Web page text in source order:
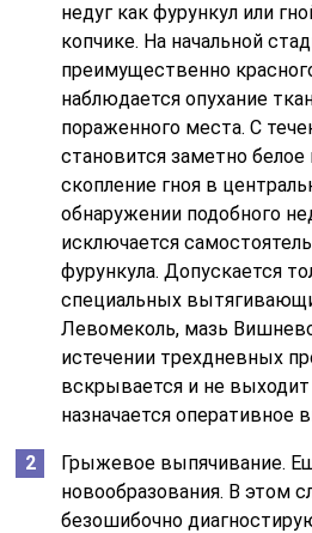
недуг как фурункул или
копчике. На начальной
преимущественно
наблюдается опухание
пораженного места. С
становится заметно
скопление гноя в
обнаружении подобного
исключается
фурункула. Допускается
специальных
Левомеколь, мазь
истечении трехдневных
вскрывается и не выходит
назначается оперативное
Грыжевое выпячивание.
новообразования. В этом
безошибочно